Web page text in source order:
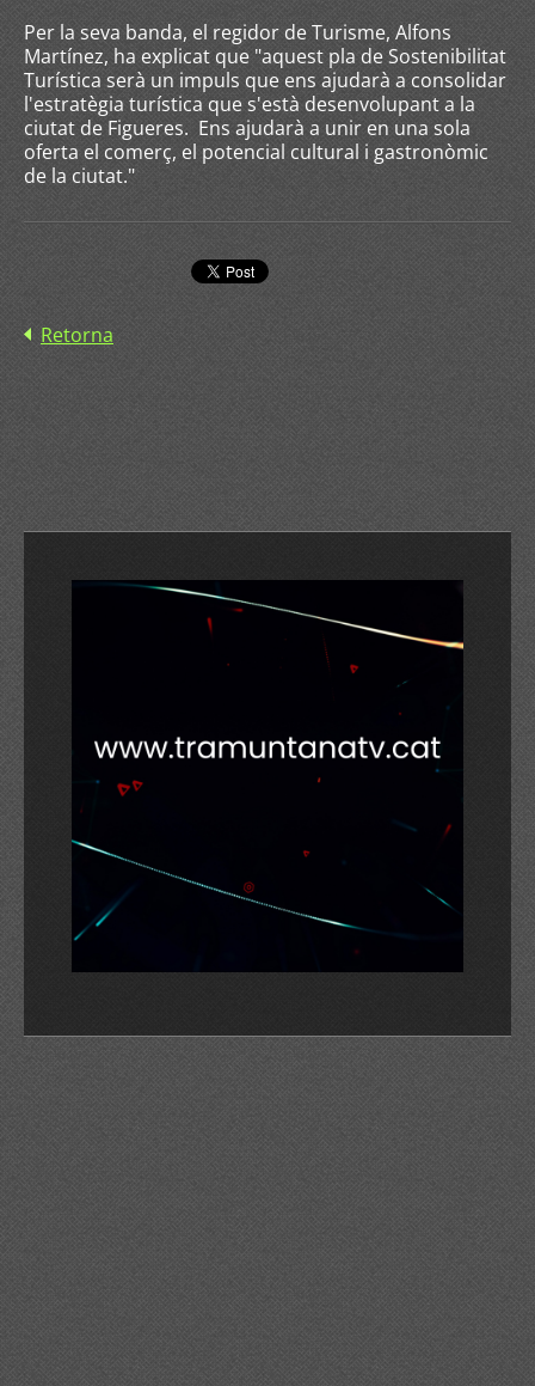
Per la seva banda, el regidor de Turisme, Alfons
Martínez, ha explicat que "aquest pla de Sostenibilitat
Turística serà un impuls que ens ajudarà a consolidar
l'estratègia turística que s'està desenvolupant a la
ciutat de Figueres. Ens ajudarà a unir en una sola
oferta el comerç, el potencial cultural i gastronòmic
de la ciutat."
Retorna